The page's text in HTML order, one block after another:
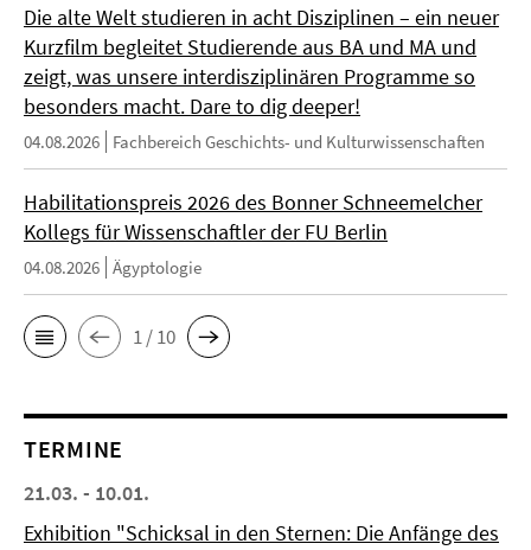
Die alte Welt studieren in acht Disziplinen – ein neuer
Kurzfilm begleitet Studierende aus BA und MA und
zeigt, was unsere interdisziplinären Programme so
besonders macht. Dare to dig deeper!
04.08.2026 Fachbereich Geschichts- und Kulturwissenschaften
Habilitationspreis 2026 des Bonner Schneemelcher
Kollegs für Wissenschaftler der FU Berlin
04.08.2026 Ägyptologie
1 / 10
TERMINE
21.03. - 10.01.
Exhibition "Schicksal in den Sternen: Die Anfänge des